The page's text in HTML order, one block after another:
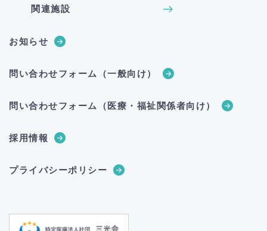
関連施設
お知らせ
問い合わせフォーム（一般向け）
問い合わせフォーム（医療・福祉関係者向け）
採用情報
プライバシーポリシー